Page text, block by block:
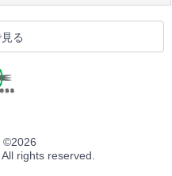
る
©2026
rights reserved.